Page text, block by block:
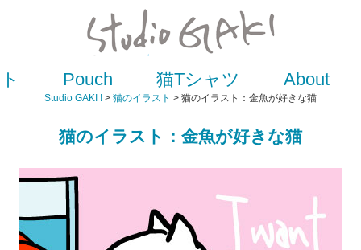
Pouch 猫Tシャツ About
Studio GAKI ! > 猫のイラスト > 猫のイラスト：金魚が好きな猫
猫のイラスト：金魚が好きな猫